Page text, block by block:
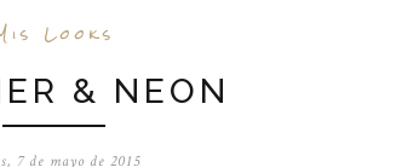
Looks
& NEON
7 de mayo de 2015